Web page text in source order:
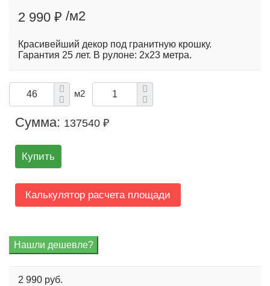
2 990 ₽ /м2
Красивейший декор под гранитную крошку.
Гарантия 25 лет. В рулоне: 2х23 метра.
м2
Сумма: 137540 ₽
Купить
Калькулятор расчета площади
2 990 руб.